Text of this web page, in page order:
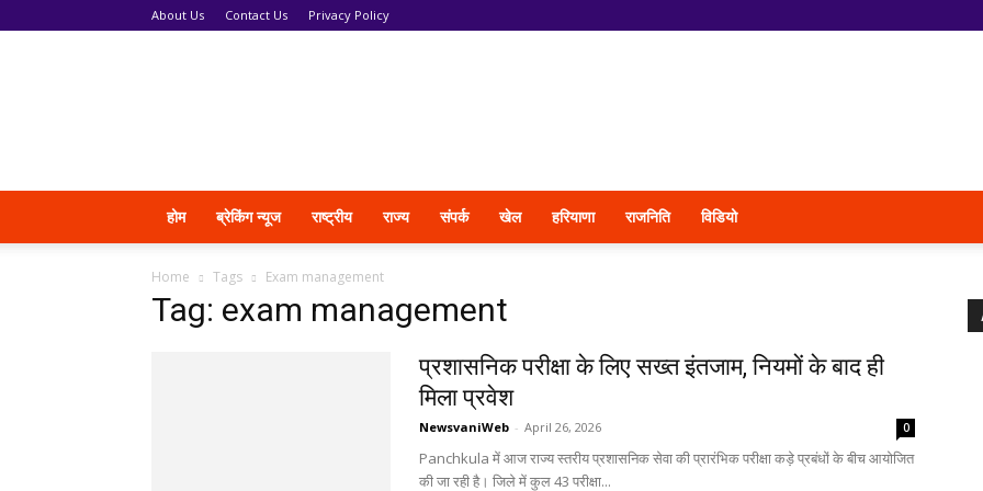
About Us Contact Us Privacy Policy
होम ब्रेकिंग न्यूज राष्ट्रीय राज्य संपर्क खेल हरियाणा राजनिति विडियो
Home Tags Exam management
Tag: exam management
प्रशासनिक परीक्षा के लिए सख्त इंतजाम, नियमों के बाद ही
मिला प्रवेश
NewsvaniWeb - April 26, 2026 0
Panchkula में आज राज्य स्तरीय प्रशासनिक सेवा की प्रारंभिक परीक्षा कड़े प्रबंधों के बीच आयोजित
की जा रही है। जिले में कुल 43 परीक्षा...